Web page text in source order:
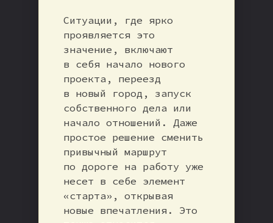
Ситуации, где ярко
проявляется это
значение, включают
в себя начало нового
проекта, переезд
в новый город, запуск
собственного дела или
начало отношений. Даже
простое решение сменить
привычный маршрут
по дороге на работу уже
несет в себе элемент
«старта», открывая
новые впечатления. Это